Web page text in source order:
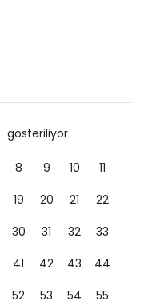
gösteriliyor
8 9 10
11
19 20 21
22
30 31 32
33
41 42 43
44
52 53 54
55